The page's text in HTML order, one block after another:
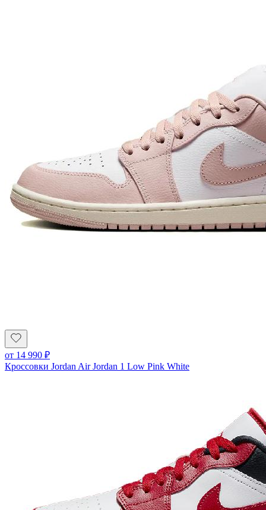
от 14 990 ₽
Кроссовки Jordan Air Jordan 1 Low Pink White